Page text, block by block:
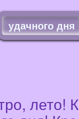
удачного дня
лето!